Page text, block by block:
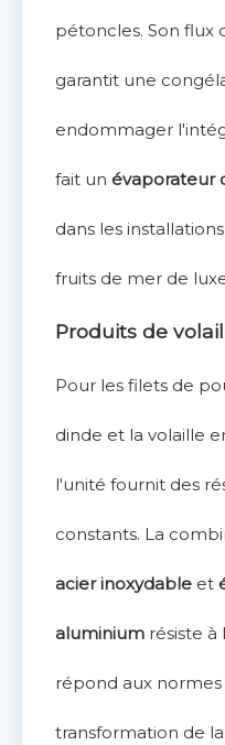
pétoncles. Son flux
garantit une
endommager
fait un évaporateur
dans les
fruits de mer de
Produits de
Pour les filets de
dinde et la volaille
l'unité fournit des
constants. La
acier inoxydable et
aluminium résiste
répond aux
transformation de